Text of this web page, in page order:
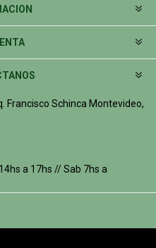
Francisco Schinca Montevideo,
a 17hs // Sab 7hs a